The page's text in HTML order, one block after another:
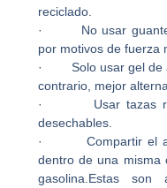
reciclado.
· No usar guantes
por motivos de fuerza
· Solo usar gel de
contrario, mejor
· Usar tazas
desechables.
· Compartir el
dentro de una misma
gasolina.Estas